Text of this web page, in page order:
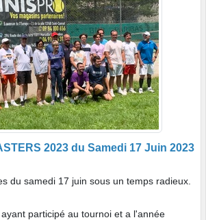
2023 du Samedi 17 Juin 2023
du samedi 17 juin sous un temps radieux.
participé au tournoi et a l'année